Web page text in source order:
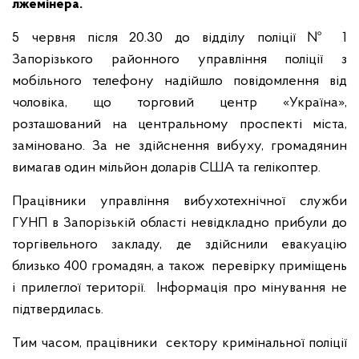
лжемінера.
5 червня після 20.30 до відділу поліції № 1
Запорізького районного управління поліції з
мобільного телефону надійшло повідомлення від
чоловіка, що торговий центр «Україна»,
розташований на центральному проспекті міста,
заміновано. За не здійснення вибуху, громадянин
вимагав один мільйон доларів США та гелікоптер.
Працівники управління вибухотехнічної служби
ГУНП в Запорізькій області невідкладно прибули до
торгівельного закладу, де здійснили евакуацію
близько 400 громадян, а також перевірку приміщень
і прилеглої території. Інформація про мінування не
підтвердилась.
Тим часом, працівники сектору кримінальної поліції